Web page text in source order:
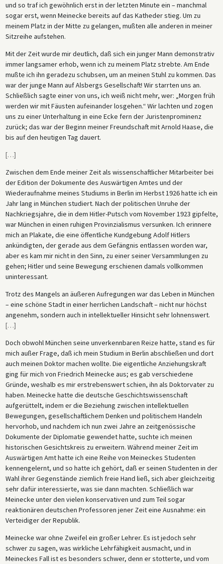
und so traf ich gewöhnlich erst in der letzten Minute ein – manchmal
sogar erst, wenn Meinecke bereits auf das Katheder stieg. Um zu
meinem Platz in der Mitte zu gelangen, mußten alle anderen in meiner
Sitzreihe aufstehen.
Mit der Zeit wurde mir deutlich, daß sich ein junger Mann demonstrativ
immer langsamer erhob, wenn ich zu meinem Platz strebte. Am Ende
mußte ich ihn geradezu schubsen, um an meinen Stuhl zu kommen. Das
war der junge Mann auf Alsbergs Gesellschaft! Wir starrten uns an.
Schließlich sagte einer von uns, ich weiß nicht mehr, wer: „Morgen früh
werden wir mit Fäusten aufeinander losgehen.“ Wir lachten und zogen
uns zu einer Unterhaltung in eine Ecke fern der Juristenprominenz
zurück; das war der Beginn meiner Freundschaft mit Arnold Haase, die
bis auf den heutigen Tag dauert.
[…]
Zwischen dem Ende meiner Zeit als wissenschaftlicher Mitarbeiter bei
der Edition der Dokumente des Auswärtigen Amtes und der
Wiederaufnahme meines Studiums in Berlin im Herbst 1926 hatte ich ein
Jahr lang in München studiert. Nach der politischen Unruhe der
Nachkriegsjahre, die in dem Hitler-Putsch vom November 1923 gipfelte,
war München in einen ruhigen Provinzialismus versunken. Ich erinnere
mich an Plakate, die eine öffentliche Kundgebung Adolf Hitlers
ankündigten, der gerade aus dem Gefängnis entlassen worden war,
aber es kam mir nicht in den Sinn, zu einer seiner Versammlungen zu
gehen; Hitler und seine Bewegung erschienen damals vollkommen
uninteressant.
Trotz des Mangels an äußeren Aufregungen war das Leben in München
– eine schöne Stadt in einer herrlichen Landschaft – nicht nur höchst
angenehm, sondern auch in intellektueller Hinsicht sehr lohnenswert.
[…]
Doch obwohl München seine unverkennbaren Reize hatte, stand es für
mich außer Frage, daß ich mein Studium in Berlin abschließen und dort
auch meinen Doktor machen wollte. Die eigentliche Anziehungskraft
ging für mich von Friedrich Meinecke aus; es gab verschiedene
Gründe, weshalb es mir erstrebenswert schien, ihn als Doktorvater zu
haben. Meinecke hatte die deutsche Geschichtswissenschaft
aufgerüttelt, indem er die Beziehung zwischen intellektuellen
Bewegungen, gesellschaftlichem Denken und politischem Handeln
hervorhob, und nachdem ich nun zwei Jahre an zeitgenössische
Dokumente der Diplomatie gewendet hatte, suchte ich meinen
historischen Gesichtskreis zu erweitern. Während meiner Zeit im
Auswärtigen Amt hatte ich eine Reihe von Meineckes Studenten
kennengelernt, und so hatte ich gehört, daß er seinen Studenten in der
Wahl ihrer Gegenstände ziemlich freie Hand ließ, sich aber gleichzeitig
sehr dafür interessierte, was sie dann machten. Schließlich war
Meinecke unter den vielen konservativen und zum Teil sogar
reaktionären deutschen Professoren jener Zeit eine Ausnahme: ein
Verteidiger der Republik.
Meinecke war ohne Zweifel ein großer Lehrer. Es ist jedoch sehr
schwer zu sagen, was wirkliche Lehrfähigkeit ausmacht, und in
Meineckes Fall ist es besonders schwer, denn er stotterte, und vom